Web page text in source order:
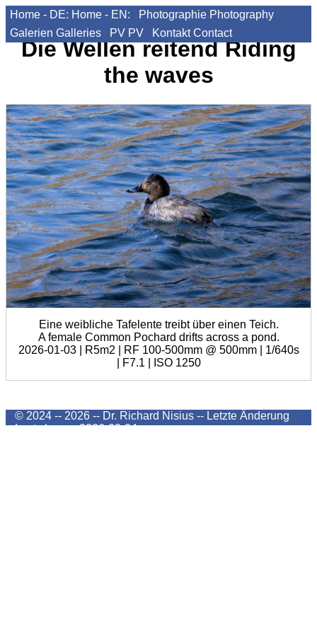
Home - DE: Home - EN: Photographie Photography
Galerien Galleries PV PV Kontakt Contact
Die Wellen reitendRiding
the waves
Eine weibliche Tafelente treibt über einen Teich.
A female Common Pochard drifts across a pond.
2026-01-03 | R5m2 | RF 100-500mm @ 500mm | 1/640s
| F7.1 | ISO 1250
© 2024 -- 2026 -- Dr. Richard Nisius -- Letzte Änderung
Last change2026-08-04